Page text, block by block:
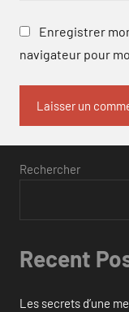
Enregistrer
navigateur pour
Rechercher
Recent
Les secrets d’une